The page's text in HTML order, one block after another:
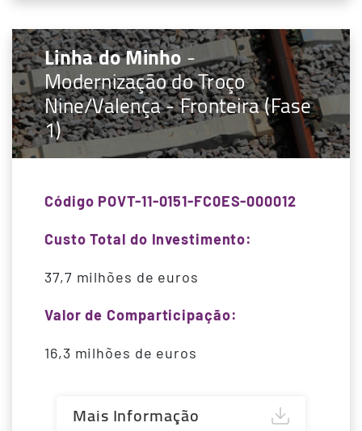
Linha do Minho-
Modernização do Troço
Nine/Valença - Fronteira (Fase
1)
Código POVT-11-0151-FC0ES-000012
Custo Total do Investimento:
37,7 milhões de euros
Valor de Comparticipação:
16,3 milhões de euros
Mais Informação